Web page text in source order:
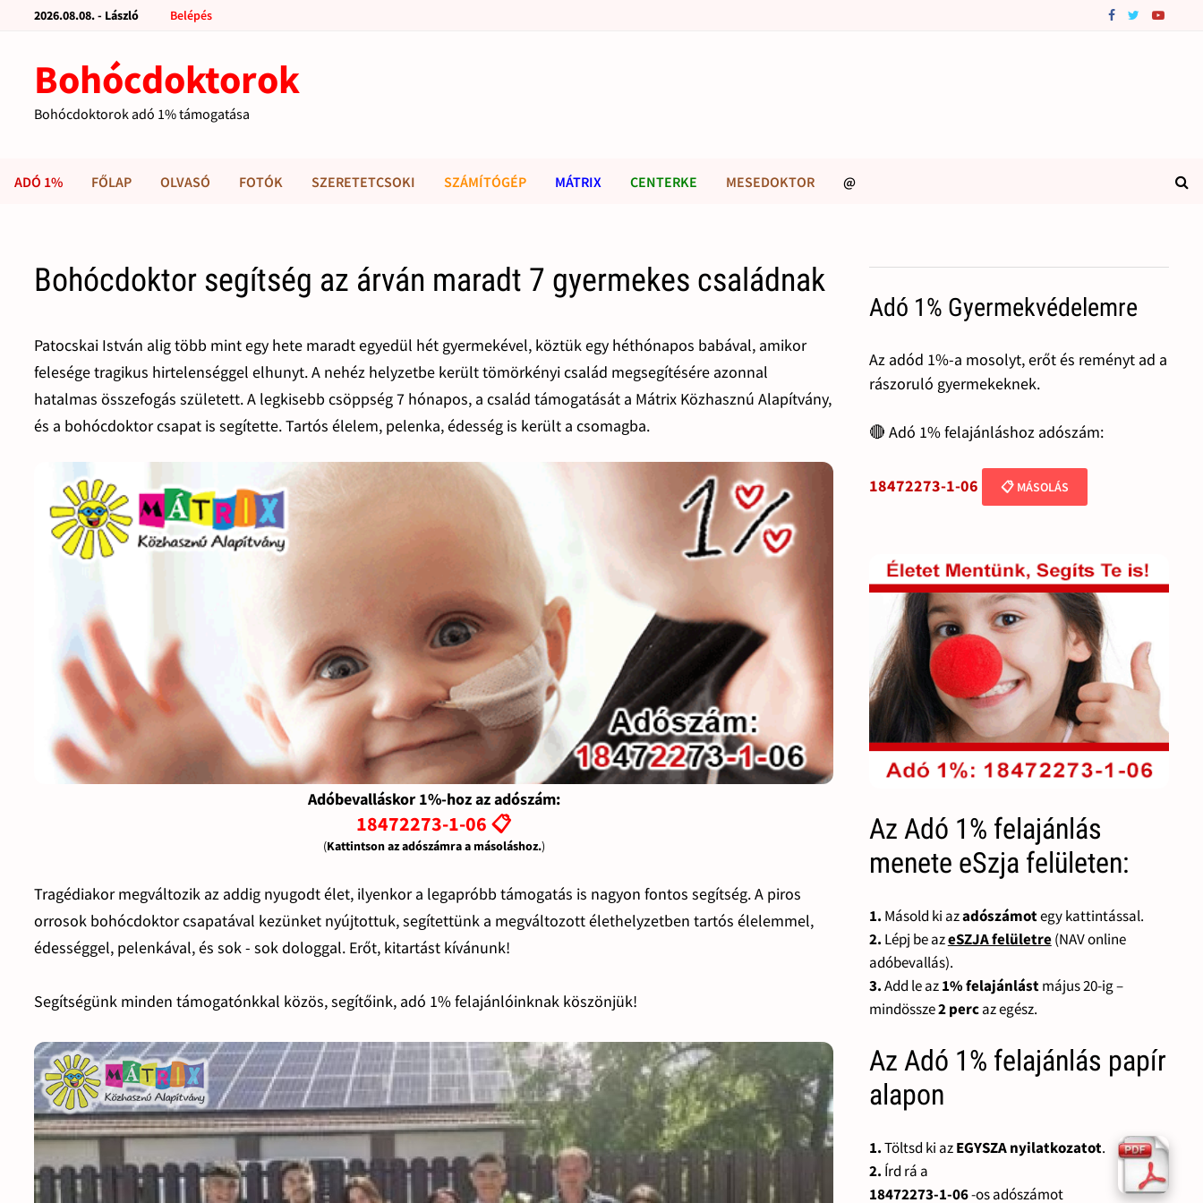
2026.08.08. - László Belépés
Bohócdoktorok
Bohócdoktorok adó 1% támogatása
ADÓ 1% FŐLAP OLVASÓ FOTÓK SZERETETCSOKI SZÁMÍTÓGÉP MÁTRIX CENTERKE MESEDOKTOR @
Bohócdoktor segítség az árván maradt 7 gyermekes családnak
Patocskai István alig több mint egy hete maradt egyedül hét gyermekével, köztük egy héthónapos babával, amikor
felesége tragikus hirtelenséggel elhunyt. A nehéz helyzetbe került tömörkényi család megsegítésére azonnal
hatalmas összefogás született. A legkisebb csöppség 7 hónapos, a család támogatását a Mátrix Közhasznú Alapítvány,
és a bohócdoktor csapat is segítette. Tartós élelem, pelenka, édesség is került a csomagba.
Adóbevalláskor 1%-hoz az adószám:
18472273-1-06 📋
(Kattintson az adószámra a másoláshoz.)
Tragédiakor megváltozik az addig nyugodt élet, ilyenkor a legapróbb támogatás is nagyon fontos segítség. A piros
orrosok bohócdoktor csapatával kezünket nyújtottuk, segítettünk a megváltozott élethelyzetben tartós élelemmel,
édességgel, pelenkával, és sok - sok dologgal. Erőt, kitartást kívánunk!
Segítségünk minden támogatónkkal közös, segítőink, adó 1% felajánlóinknak köszönjük!
Adó 1% Gyermekvédelemre
Az adód 1%-a mosolyt, erőt és reményt ad a
rászoruló gyermekeknek.
🔴 Adó 1% felajánláshoz adószám:
18472273-1-06 📋 MÁSOLÁS
Az Adó 1% felajánlás
menete eSzja felületen:
1. Másold ki azadószámotegy kattintással.
2. Lépj be azeSZJA felületre(NAV online
adóbevallás).
3.Add le az1% felajánlástmájus 20-ig –
mindössze2 percaz egész.
Az Adó 1% felajánlás papír
alapon
1.Töltsd ki azEGYSZA nyilatkozatot.
2. Írd rá a
18472273-1-06-os adószámot